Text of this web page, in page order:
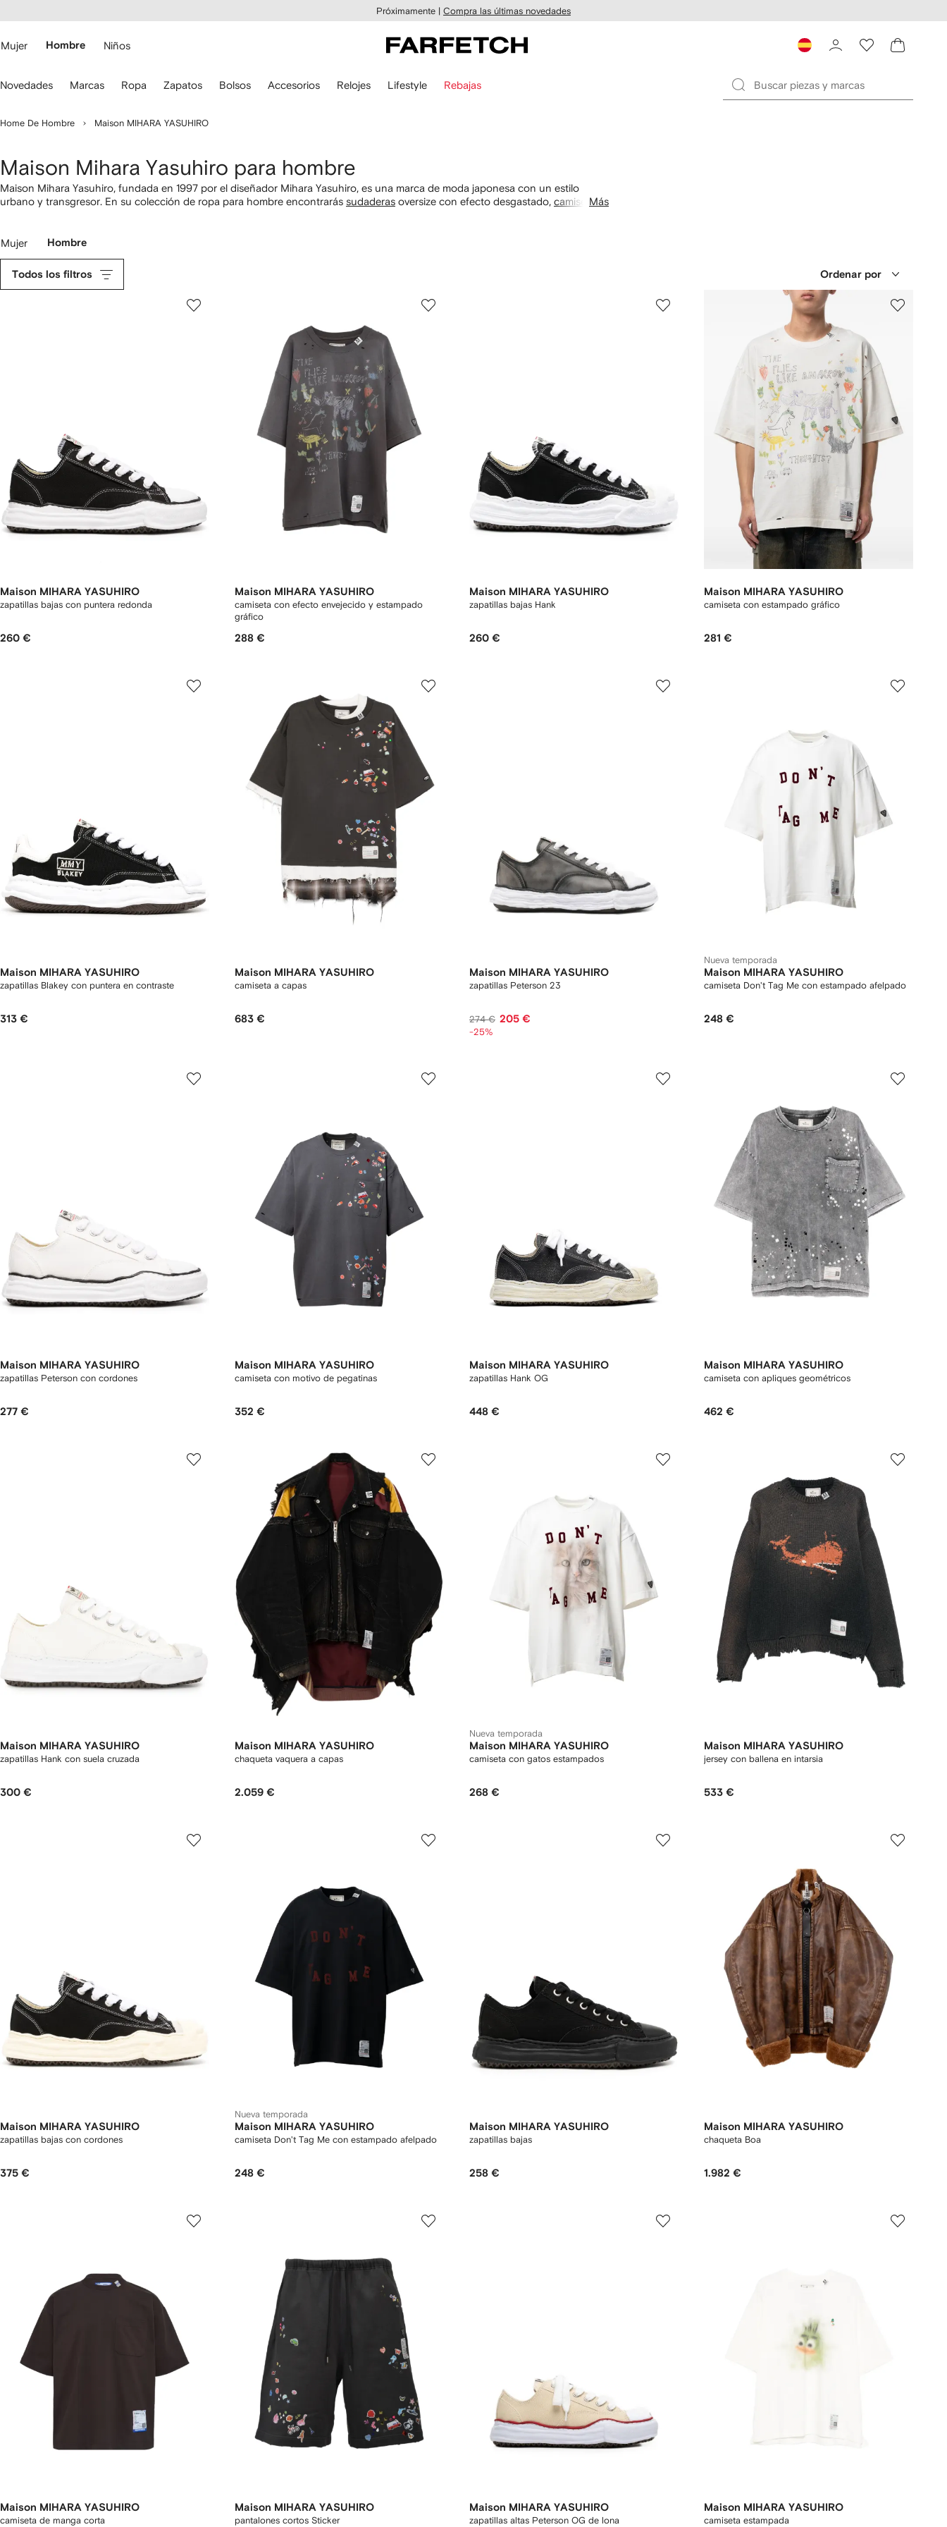
Próximamente | Compra las últimas novedades
Mujer Hombre Niños
Novedades Marcas Ropa Zapatos Bolsos Accesorios Relojes Lifestyle Rebajas
Home De Hombre Maison MIHARA YASUHIRO
Maison Mihara Yasuhiro para hombre
Maison Mihara Yasuhiro, fundada en 1997 por el diseñador Mihara Yasuhiro, es una marca de moda japonesa con un estilo
urbano y transgresor. En su colección de ropa para hombre encontrarás sudaderas oversize con efecto desgastado, camisetasMás
Mujer Hombre
Todos los filtros Ordenar por
Maison MIHARA YASUHIRO
zapatillas bajas con puntera redonda
260 €
Maison MIHARA YASUHIRO
camiseta con efecto envejecido y estampado
gráfico
288 €
Maison MIHARA YASUHIRO
zapatillas bajas Hank
260 €
Maison MIHARA YASUHIRO
camiseta con estampado gráfico
281 €
Maison MIHARA YASUHIRO
zapatillas Blakey con puntera en contraste
313 €
Maison MIHARA YASUHIRO
camiseta a capas
683 €
Maison MIHARA YASUHIRO
zapatillas Peterson 23
274 € 205 €
-25%
Nueva temporada
Maison MIHARA YASUHIRO
camiseta Don't Tag Me con estampado afelpado
248 €
Maison MIHARA YASUHIRO
zapatillas Peterson con cordones
277 €
Maison MIHARA YASUHIRO
camiseta con motivo de pegatinas
352 €
Maison MIHARA YASUHIRO
zapatillas Hank OG
448 €
Maison MIHARA YASUHIRO
camiseta con apliques geométricos
462 €
Maison MIHARA YASUHIRO
zapatillas Hank con suela cruzada
300 €
Maison MIHARA YASUHIRO
chaqueta vaquera a capas
2.059 €
Nueva temporada
Maison MIHARA YASUHIRO
camiseta con gatos estampados
268 €
Maison MIHARA YASUHIRO
jersey con ballena en intarsia
533 €
Maison MIHARA YASUHIRO
zapatillas bajas con cordones
375 €
Nueva temporada
Maison MIHARA YASUHIRO
camiseta Don't Tag Me con estampado afelpado
248 €
Maison MIHARA YASUHIRO
zapatillas bajas
258 €
Maison MIHARA YASUHIRO
chaqueta Boa
1.982 €
Maison MIHARA YASUHIRO
camiseta de manga corta
Maison MIHARA YASUHIRO
pantalones cortos Sticker
Maison MIHARA YASUHIRO
zapatillas altas Peterson OG de lona
Maison MIHARA YASUHIRO
camiseta estampada